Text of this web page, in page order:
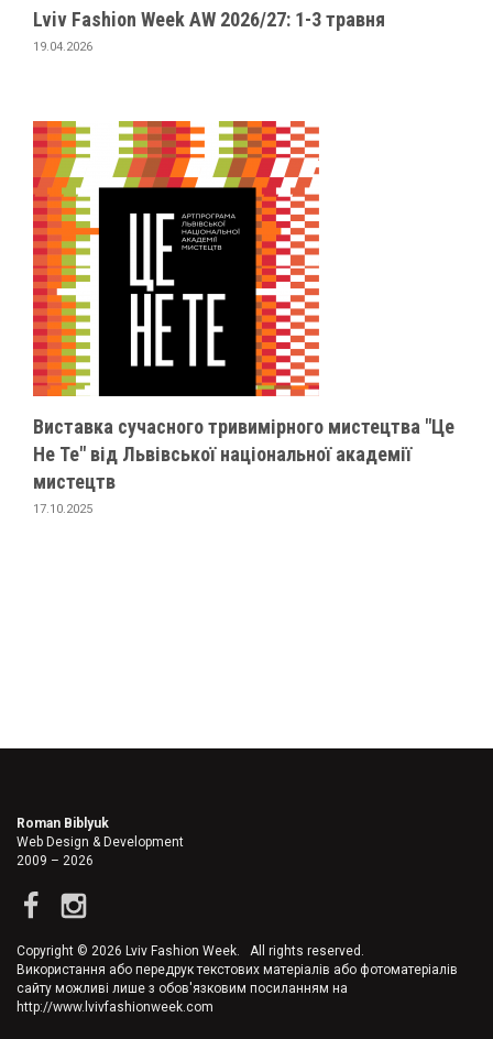
Lviv Fashion Week AW 2026/27: 1-3 травня
19.04.2026
Виставка сучасного тривимірного мистецтва "Це
Не Те" від Львівської національної академії
мистецтв
17.10.2025
Roman Biblyuk
Web Design & Development
2009 – 2026
Copyright © 2026 Lviv Fashion Week. All rights reserved.
Використання або передрук текстових матеріалів або фотоматеріалів
сайту можливі лише з обов'язковим посиланням на
http://www.lvivfashionweek.com